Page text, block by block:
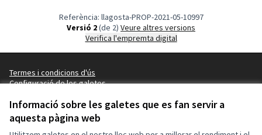
Informació sobre les galetes que es fan servir a
aquesta pàgina web
Referència: llagosta-PROP-2021-05-10997
Versió 2(de 2)
veure altres versions
Verifica l'empremta digital
Termes i condicions d'ús
Configuració de les galetes
(Enllaç extern)
(Enllaç extern)
(Enllaç extern)
(Enllaç extern)
Català
Triar la llenguaElegir el idioma